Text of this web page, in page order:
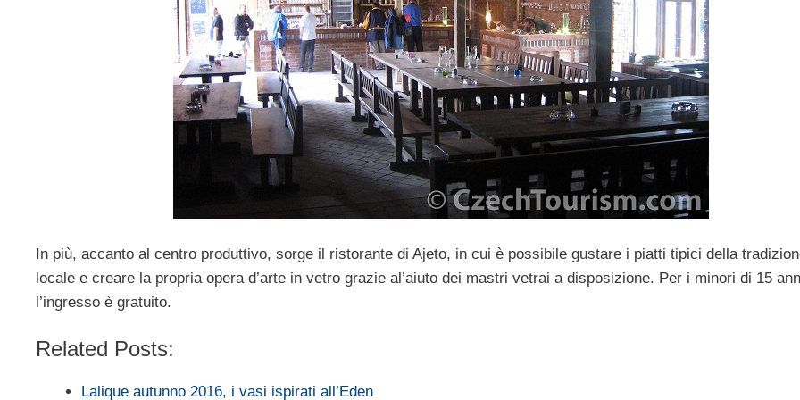
In più, accanto al centro produttivo, sorge il ristorante di Ajeto, in cui è possibile gustare i piatti tipici della
locale e creare la propria opera d’arte in vetro grazie al’aiuto dei mastri vetrai a disposizione. Per i minori di 15
l’ingresso è gratuito.
Related Posts:
Lalique autunno 2016, i vasi ispirati all’Eden